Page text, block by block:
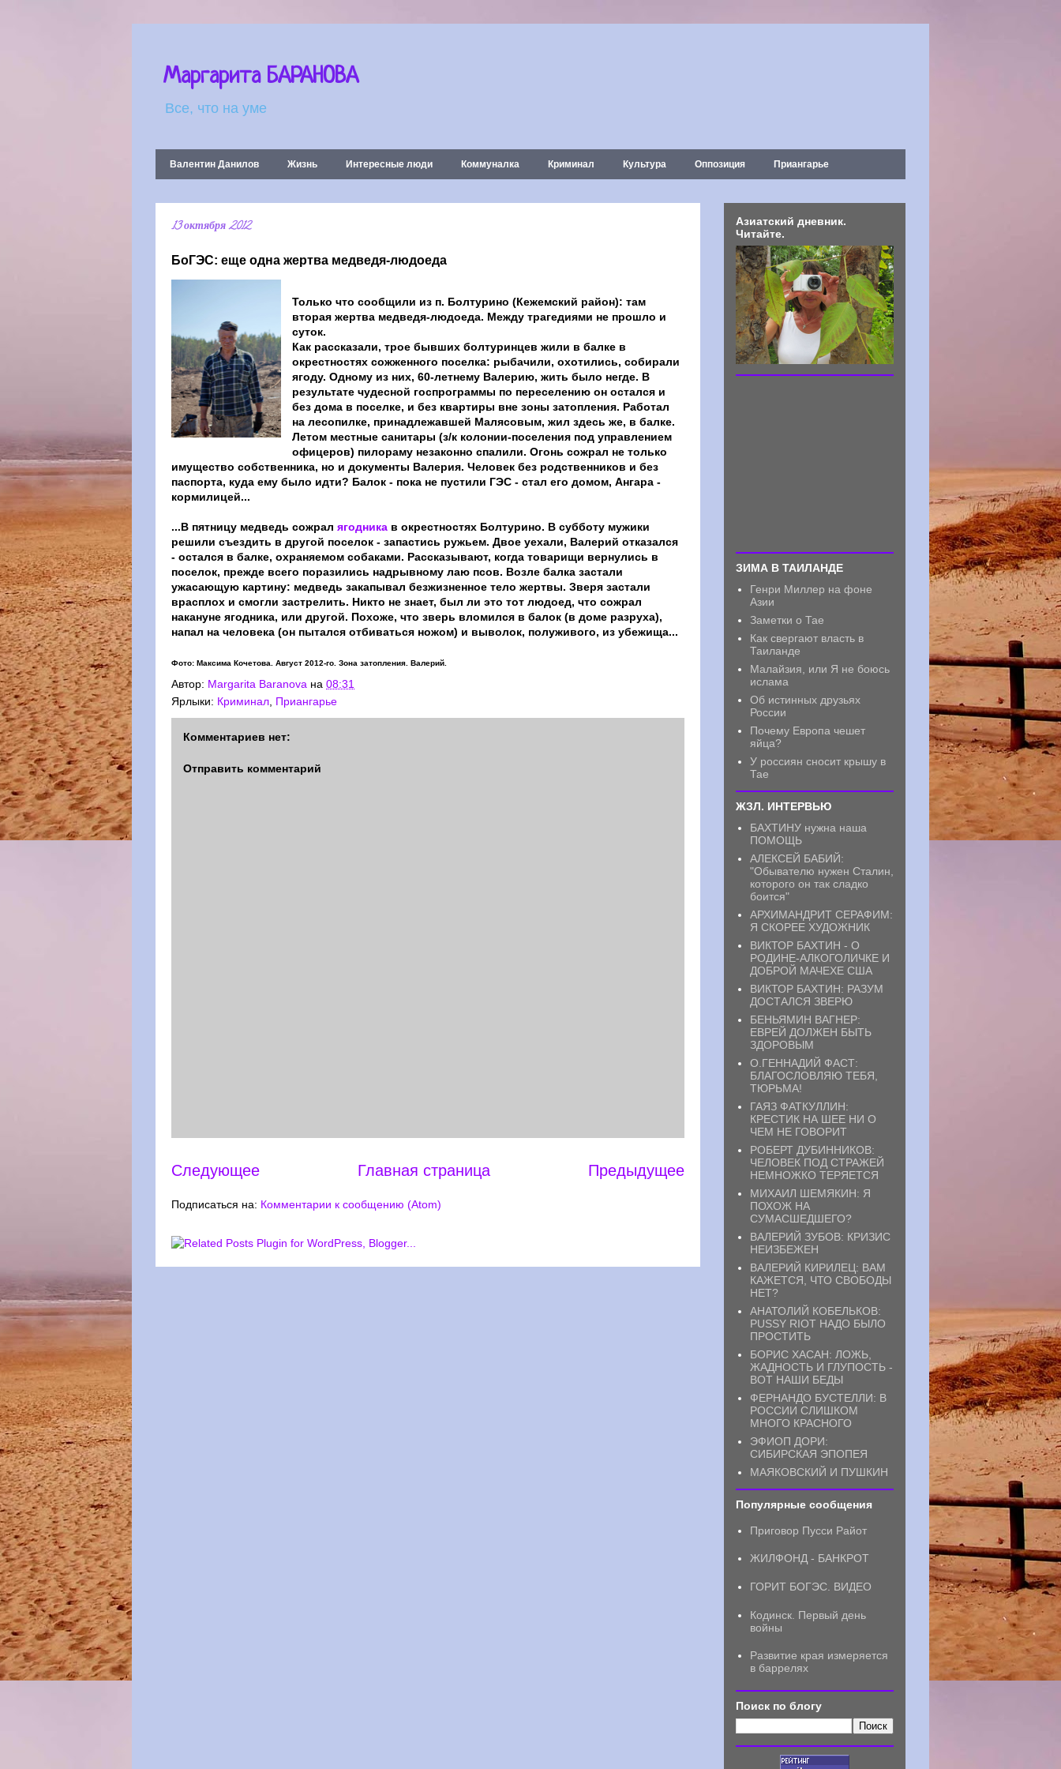
Маргарита БАРАНОВА
Все, что на уме
Валентин Данилов Жизнь Интересные люди Коммуналка Криминал Культура Оппозиция Приангарье
13 октября 2012
БоГЭС: еще одна жертва медведя-людоеда
Только что сообщили из п. Болтурино (Кежемский район): там
вторая жертва медведя-людоеда. Между трагедиями не прошло и
суток.
Как рассказали, трое бывших болтуринцев жили в балке в
окрестностях сожженного поселка: рыбачили, охотились, собирали
ягоду. Одному из них, 60-летнему Валерию, жить было негде. В
результате чудесной госпрограммы по переселению он остался и
без дома в поселке, и без квартиры вне зоны затопления. Работал
на лесопилке, принадлежавшей Малясовым, жил здесь же, в балке.
Летом местные санитары (з/к колонии-поселения под управлением
офицеров) пилораму незаконно спалили. Огонь сожрал не только
имущество собственника, но и документы Валерия. Человек без родственников и без
паспорта, куда ему было идти? Балок - пока не пустили ГЭС - стал его домом, Ангара -
кормилицей...
...В пятницу медведь сожрал ягодника в окрестностях Болтурино. В субботу мужики
решили съездить в другой поселок - запастись ружьем. Двое уехали, Валерий отказался
- остался в балке, охраняемом собаками. Рассказывают, когда товарищи вернулись в
поселок, прежде всего поразились надрывному лаю псов. Возле балка застали
ужасающую картину: медведь закапывал безжизненное тело жертвы. Зверя застали
врасплох и смогли застрелить. Никто не знает, был ли это тот людоед, что сожрал
накануне ягодника, или другой. Похоже, что зверь вломился в балок (в доме разруха),
напал на человека (он пытался отбиваться ножом) и выволок, полуживого, из убежища...
Фото: Максима Кочетова. Август 2012-го. Зона затопления. Валерий.
Автор: Margarita Baranova на 08:31
Ярлыки: Криминал Приангарье
Комментариев нет:
Отправить комментарий
Следующее Предыдущее
Главная страница
Подписаться на: Комментарии к сообщению (Atom)
Азиатский дневник.
Читайте.
ЗИМА В ТАИЛАНДЕ
Генри Миллер на фоне
Азии
Заметки о Тае
Как свергают власть в
Таиланде
Малайзия, или Я не боюсь
ислама
Об истинных друзьях
России
Почему Европа чешет
яйца?
У россиян сносит крышу в
Тае
ЖЗЛ. ИНТЕРВЬЮ
БАХТИНУ нужна наша
ПОМОЩЬ
АЛЕКСЕЙ БАБИЙ:
"Обывателю нужен Сталин,
которого он так сладко
боится"
АРХИМАНДРИТ СЕРАФИМ:
Я СКОРЕЕ ХУДОЖНИК
ВИКТОР БАХТИН - О
РОДИНЕ-АЛКОГОЛИЧКЕ И
ДОБРОЙ МАЧЕХЕ США
ВИКТОР БАХТИН: РАЗУМ
ДОСТАЛСЯ ЗВЕРЮ
БЕНЬЯМИН ВАГНЕР:
ЕВРЕЙ ДОЛЖЕН БЫТЬ
ЗДОРОВЫМ
О.ГЕННАДИЙ ФАСТ:
БЛАГОСЛОВЛЯЮ ТЕБЯ,
ТЮРЬМА!
ГАЯЗ ФАТКУЛЛИН:
КРЕСТИК НА ШЕЕ НИ О
ЧЕМ НЕ ГОВОРИТ
РОБЕРТ ДУБИННИКОВ:
ЧЕЛОВЕК ПОД СТРАЖЕЙ
НЕМНОЖКО ТЕРЯЕТСЯ
МИХАИЛ ШЕМЯКИН: Я
ПОХОЖ НА
СУМАСШЕДШЕГО?
ВАЛЕРИЙ ЗУБОВ: КРИЗИС
НЕИЗБЕЖЕН
ВАЛЕРИЙ КИРИЛЕЦ: ВАМ
КАЖЕТСЯ, ЧТО СВОБОДЫ
НЕТ?
АНАТОЛИЙ КОБЕЛЬКОВ:
PUSSY RIOT НАДО БЫЛО
ПРОСТИТЬ
БОРИС ХАСАН: ЛОЖЬ,
ЖАДНОСТЬ И ГЛУПОСТЬ -
ВОТ НАШИ БЕДЫ
ФЕРНАНДО БУСТЕЛЛИ: В
РОССИИ СЛИШКОМ
МНОГО КРАСНОГО
ЭФИОП ДОРИ:
СИБИРСКАЯ ЭПОПЕЯ
МАЯКОВСКИЙ И ПУШКИН
Популярные сообщения
Приговор Пусси Райот
ЖИЛФОНД - БАНКРОТ
ГОРИТ БОГЭС. ВИДЕО
Кодинск. Первый день
войны
Развитие края измеряется
в баррелях
Поиск по блогу